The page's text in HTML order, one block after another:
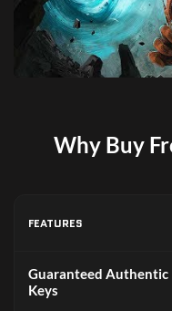
Why Buy
FEATURES
Guaranteed Authentic
Keys